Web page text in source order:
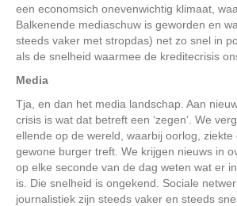
een economsich onevenwichtig klimaat,
Balkenende mediaschuw is geworden en
steeds vaker met stropdas) net zo snel in
als de snelheid waarmee de kreditecrisis
Media
Tja, en dan het media landschap. Aan
crisis is wat dat betreft een ‘zegen’. We
ellende op de wereld, waarbij oorlog,
gewone burger treft. We krijgen nieuws in
op elke seconde van de dag weten wat er
is. Die snelheid is ongekend. Sociale
journalistiek zijn steeds vaker en steeds